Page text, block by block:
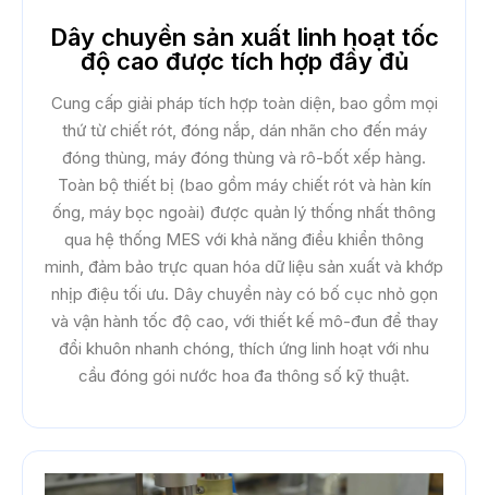
Dây chuyền sản xuất linh hoạt tốc
độ cao được tích hợp đầy đủ
Cung cấp giải pháp tích hợp toàn diện, bao gồm mọi
thứ từ chiết rót, đóng nắp, dán nhãn cho đến máy
đóng thùng, máy đóng thùng và rô-bốt xếp hàng.
Toàn bộ thiết bị (bao gồm máy chiết rót và hàn kín
ống, máy bọc ngoài) được quản lý thống nhất thông
qua hệ thống MES với khả năng điều khiển thông
minh, đảm bảo trực quan hóa dữ liệu sản xuất và khớp
nhịp điệu tối ưu. Dây chuyền này có bố cục nhỏ gọn
và vận hành tốc độ cao, với thiết kế mô-đun để thay
đổi khuôn nhanh chóng, thích ứng linh hoạt với nhu
cầu đóng gói nước hoa đa thông số kỹ thuật.